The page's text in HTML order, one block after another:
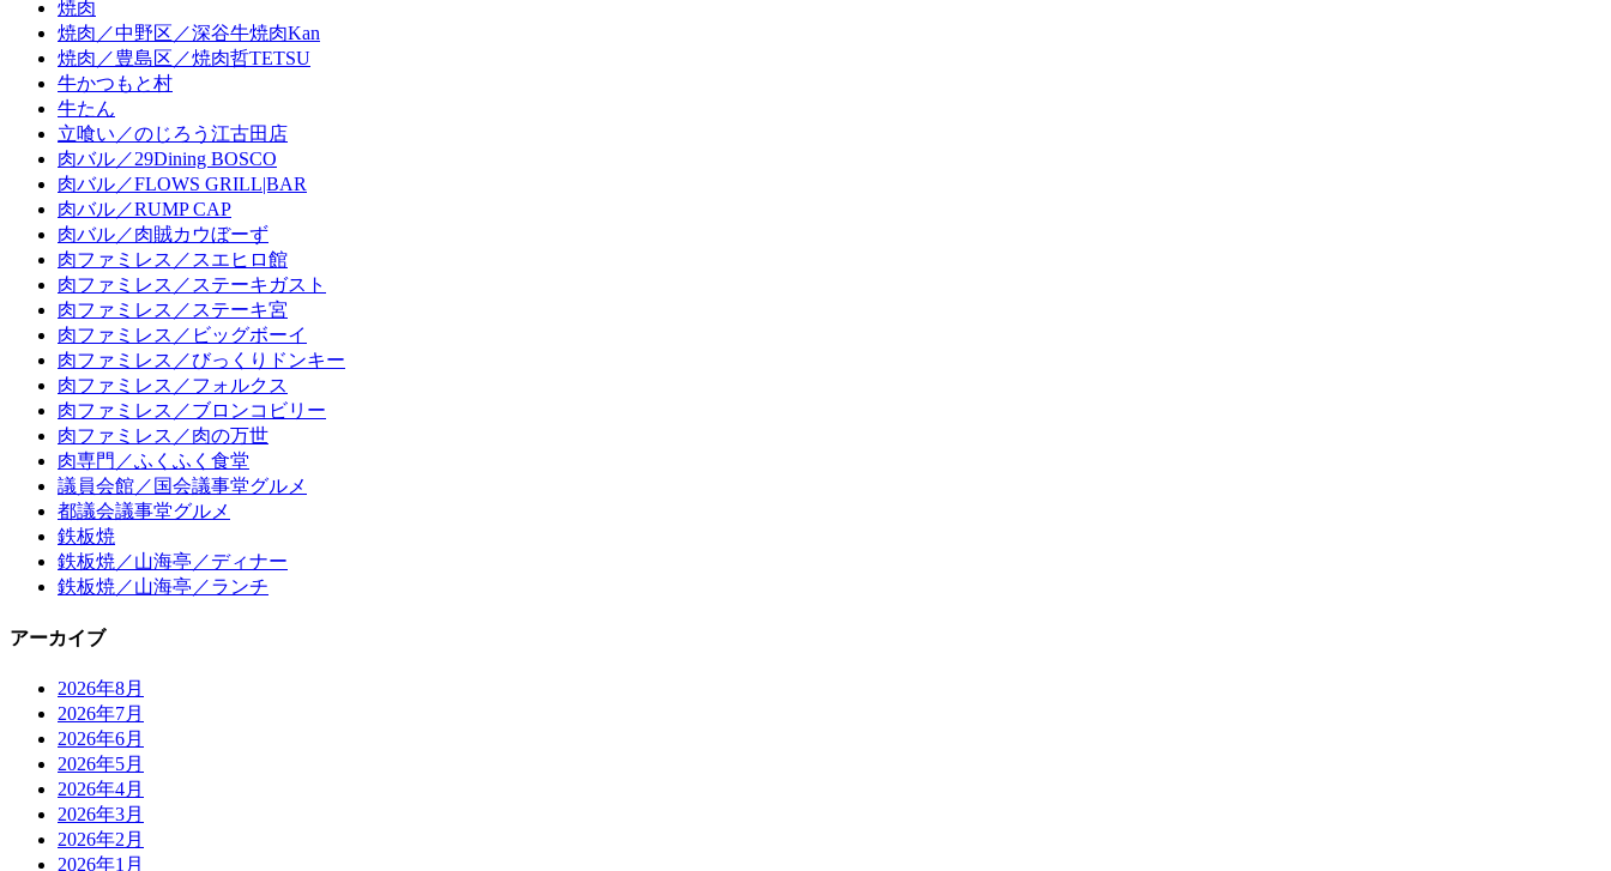
焼肉
焼肉／中野区／深谷牛焼肉Kan
焼肉／豊島区／焼肉哲TETSU
牛かつもと村
牛たん
立喰い／のじろう江古田店
肉バル／29Dining BOSCO
肉バル／FLOWS GRILL|BAR
肉バル／RUMP CAP
肉バル／肉賊カウぼーず
肉ファミレス／スエヒロ館
肉ファミレス／ステーキガスト
肉ファミレス／ステーキ宮
肉ファミレス／ビッグボーイ
肉ファミレス／びっくりドンキー
肉ファミレス／フォルクス
肉ファミレス／ブロンコビリー
肉ファミレス／肉の万世
肉専門／ふくふく食堂
議員会館／国会議事堂グルメ
都議会議事堂グルメ
鉄板焼
鉄板焼／山海亭／ディナー
鉄板焼／山海亭／ランチ
アーカイブ
2026年8月
2026年7月
2026年6月
2026年5月
2026年4月
2026年3月
2026年2月
2026年1月